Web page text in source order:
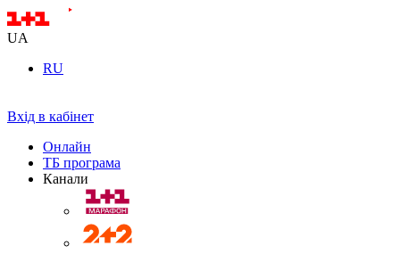
UA
RU
Вхід в кабінет
Онлайн
ТБ програма
Канали